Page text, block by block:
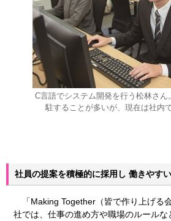
C言語でシステム開発を行う松林さん
駐することが多いが、現在は社内
社員の提案を積極的に採用し 働きやす
「Making Together（皆で作り上げる
社では、仕事の進め方や職場のルール